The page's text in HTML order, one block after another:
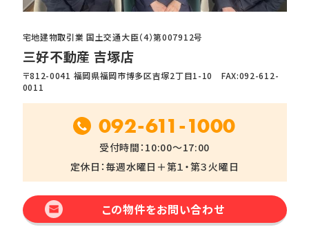
宅地建物取引業 国土交通大臣（4）第007912号
三好不動産 吉塚店
〒812-0041 福岡県福岡市博多区吉塚2丁目1-10 FAX:092-612-
0011
092-611-1000
受付時間：10:00～17:00
定休日：毎週水曜日＋第１・第３火曜日
この物件をお問い合わせ